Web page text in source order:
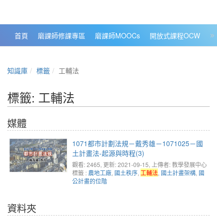
首頁 磨課師修課專區 磨課師MOOCs 開放式課程OCW
知識庫 標籤 工輔法
標籤: 工輔法
媒體
1071都市計劃法規－戴秀雄－1071025－國
土計畫法-起源與時程(3)
觀看: 2465, 更新: 2021-09-15, 上傳者: 教學發展中心
標籤 : 農地工廠, 國土秩序, 工輔法, 國土計畫架構, 國
公計畫的位階
資料夾